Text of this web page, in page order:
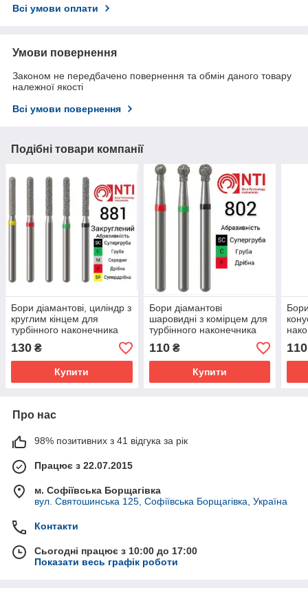
Всі умови оплати
Умови повернення
Законом не передбачено повернення та обмін даного товару
належної якості
Всі умови повернення
Подібні товари компанії
Бори діамантові, циліндр з
круглим кінцем для
турбінного наконечника
NTI
130 ₴
Купити
Бори діамантові
шаровидні з комірцем для
турбінного наконечника
NTI
110₴
Купити
110
Про нас
98% позитивних з 41 відгука за рік
Працює з 22.07.2015
м. Софіївська Борщагівка
вул. Святошинська 125, Софіївська Борщагівка, Україна
Контакти
Сьогодні працює з 10:00 до 17:00
Показати весь графік роботи